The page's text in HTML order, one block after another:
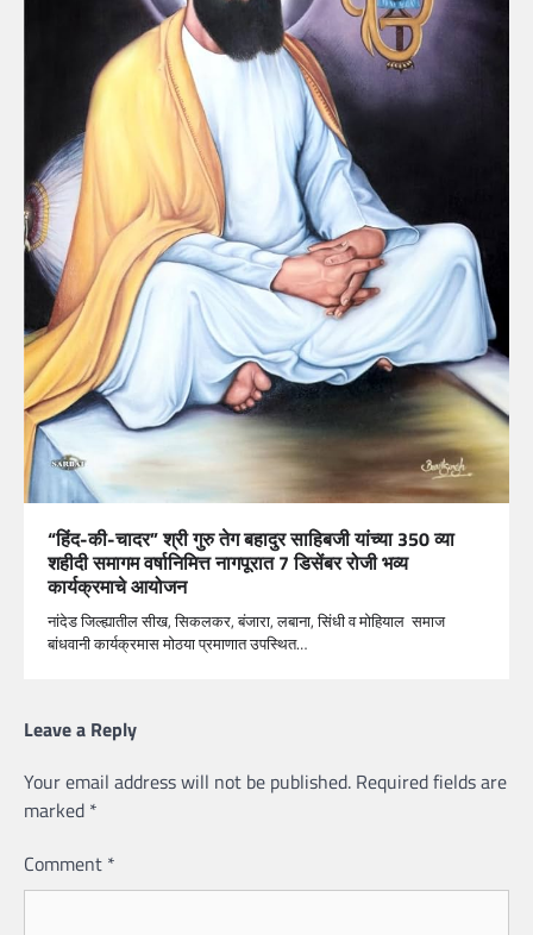
“हिंद-की-चादर” श्री गुरु तेग बहादुर साहिबजी यांच्या 350 व्या
शहीदी समागम वर्षानिमित्त नागपूरात 7 डिसेंबर रोजी भव्य
कार्यक्रमाचे आयोजन
नांदेड जिल्ह्यातील सीख, सिकलकर, बंजारा, लबाना, सिंधी व मोहियाल समाज
बांधवानी कार्यक्रमास मोठया प्रमाणात उपस्थित…
Leave a Reply
Your email address will not be published. Required fields are
marked *
Comment *